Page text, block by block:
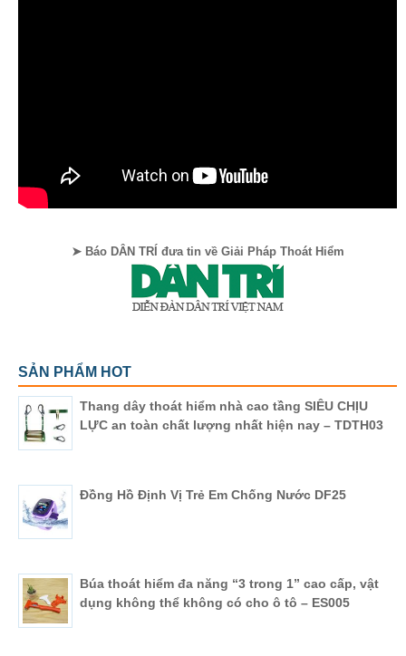
➤ Báo DÂN TRÍ đưa tin về Giải Pháp Thoát Hiểm
SẢN PHẨM HOT
Thang dây thoát hiểm nhà cao tầng SIÊU CHỊU
LỰC an toàn chất lượng nhất hiện nay – TDTH03
Đồng Hồ Định Vị Trẻ Em Chống Nước DF25
Búa thoát hiểm đa năng “3 trong 1” cao cấp, vật
dụng không thể không có cho ô tô – ES005